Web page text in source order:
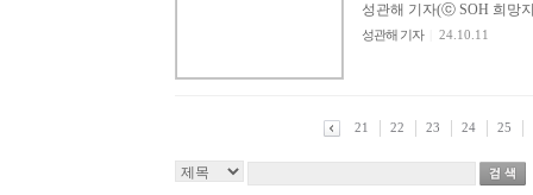
성관해 기자(ⓒ SOH 희망
성관해 기자 24.10.11
21 22 23 24 25